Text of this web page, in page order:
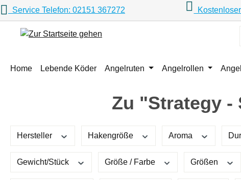
Hauptinhalt springen
Zur Suche springen
Zur Hauptnavigation springen
Service Telefon: 02151 367272
Home Lebende Köder Angelruten Angelrollen
Zu "Strategy -
Hersteller Hakengröße Aroma
Gewicht/Stück Größe / Farbe Größen